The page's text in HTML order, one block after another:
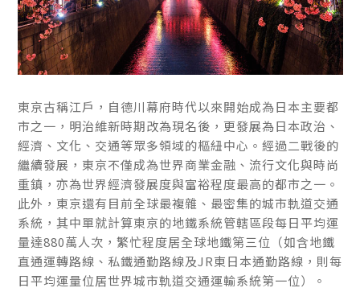
東京古稱江戶，自德川幕府時代以來開始成為日本主要都
市之一，明治維新時期改為現名後，更發展為日本政治、
經濟、文化、交通等眾多領域的樞紐中心。經過二戰後的
繼續發展，東京不僅成為世界商業金融、流行文化與時尚
重鎮，亦為世界經濟發展度與富裕程度最高的都市之一。
此外，東京還有目前全球最複雜、最密集的城市軌道交通
系統，其中單就計算東京的地鐵系統管轄區段每日平均運
量達880萬人次，繁忙程度居全球地鐵第三位（如含地鐵
直通運轉路線、私鐵通勤路線及JR東日本通勤路線，則每
日平均運量位居世界城市軌道交通運輸系統第一位）。
東京古稱江戶，自德川幕府時代以來開始成為日本主要都
市之一，明治維新時期改為現名後，更發展為日本政治、
經濟、文化、交通等眾多領域的樞紐中心。經過二戰後的
繼續發展，東京不僅成為世界商業金融、流行文化與時尚
重鎮，亦為世界經濟發展度與富裕程度最高的都市之一。
此外，東京還有目前全球最複雜、最密集的城市軌道交通
系統，其中單就計算東京的地鐵系統管轄區段每日平均運
量達880萬人次，繁忙程度居全球地鐵第三位（如含地鐵
直通運轉路線、私鐵通勤路線及JR東日本通勤路線，則每
日平均運量位居世界城市軌道交通運輸系統第一位）。